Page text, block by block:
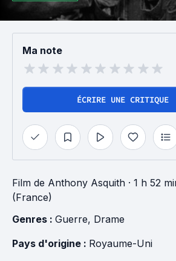
Ma note
ÉCRIRE UNE CRITIQUE
Film de Anthony Asquith · 1 h 52
(France)
Genres : Guerre, Drame
Pays d'origine : Royaume-Uni